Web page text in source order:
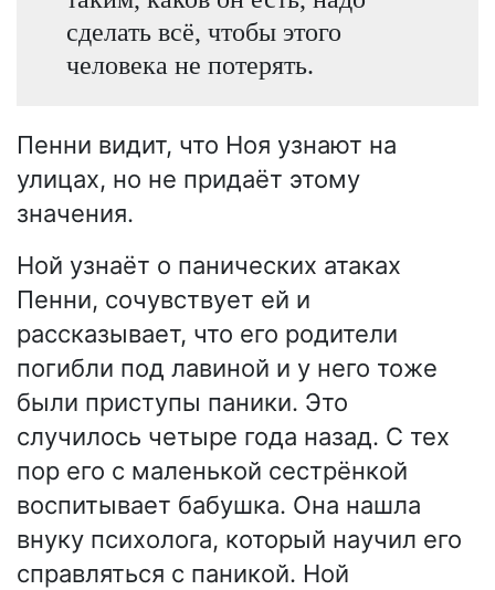
сделать всё, чтобы этого
человека не потерять.
Пенни видит, что Ноя узнают на
улицах, но не придаёт этому
значения.
Ной узнаёт о панических атаках
Пенни, сочувствует ей и
рассказывает, что его родители
погибли под лавиной и у него тоже
были приступы паники. Это
случилось четыре года назад. С тех
пор его с маленькой сестрёнкой
воспитывает бабушка. Она нашла
внуку психолога, который научил его
справляться с паникой. Ной